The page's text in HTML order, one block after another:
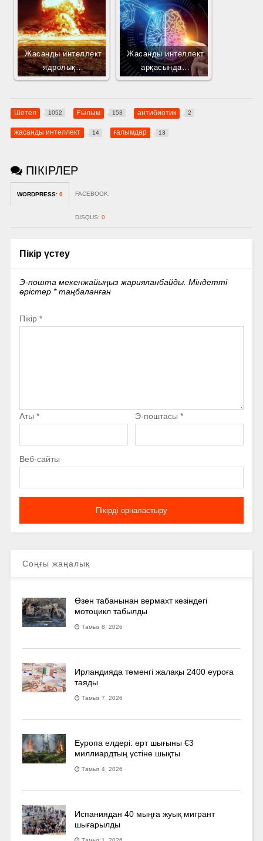
Жасанды интеллект
ядролық…
Жасанды интеллект
арқасында…
Шетел 1052 Ғылым 153 антибиотик 2
жасанды интеллект 14 ғалымдар 13
ПІКІРЛЕР
WORDPRESS: 0 FACEBOOK:
DISQUS: 0
Пікір үстеу
Э-пошта мекенжайыңыз жарияланбайды. Міндетті
өрістер *таңбаланған
Пікір *
Аты * Э-поштасы *
Веб-сайты
Соңғы жаңалық
Өзен табанынан вермахт кезіндегі
мотоцикл табылды
Тамыз 8, 2026
Ирландияда төменгі жалақы 2400 еуроға
таяды
Тамыз 7, 2026
Еуропа елдері: өрт шығыны €3
миллиардтың үстіне шықты
Тамыз 4, 2026
Испаниядан 40 мыңға жуық мигрант
шығарылды